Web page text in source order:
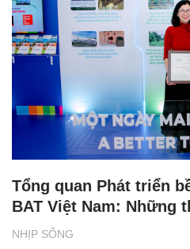
NHỊP SỐNG
Tổng quan Phát triển
BAT Việt Nam: Những